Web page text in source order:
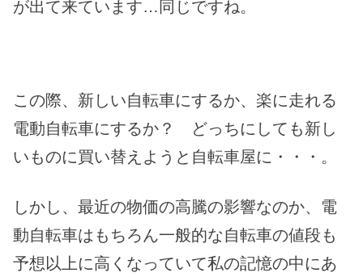
が出て来ています…同じですね。
この際、新しい自転車にするか、楽に走れる
電動自転車にするか？ どっちにしても新し
いものに買い替えようと自転車屋に・・・。
しかし、最近の物価の高騰の影響なのか、電
動自転車はもちろん一般的な自転車の値段も
予想以上に高くなっていて私の記憶の中にあ